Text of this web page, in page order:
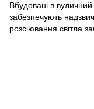
Вбудовані в
забезпечують
розсіювання світла